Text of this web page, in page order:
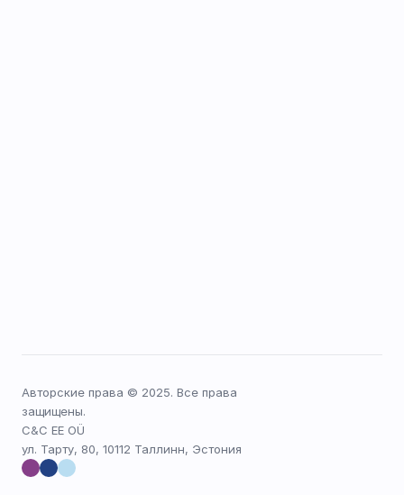
Авторские права © 2025. Все права
защищены.
C&C EE OÜ
ул. Тарту, 80, 10112 Таллинн, Эстония